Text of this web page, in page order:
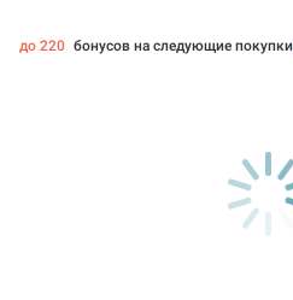
до 220 бонусов на следующие покупки